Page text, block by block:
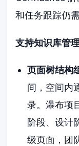
和任务跟踪仍
支持知识库管
页面树结构
间，空间内
录。瀑布项
阶段、设计
级页面，团